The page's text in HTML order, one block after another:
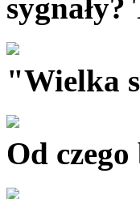
"Wielka
Od czego